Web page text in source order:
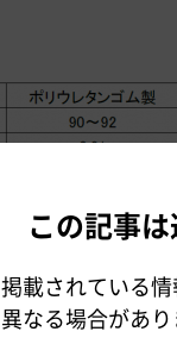
表し値が高い方が
の重量
この記事
掲載されている
異なる場合があり